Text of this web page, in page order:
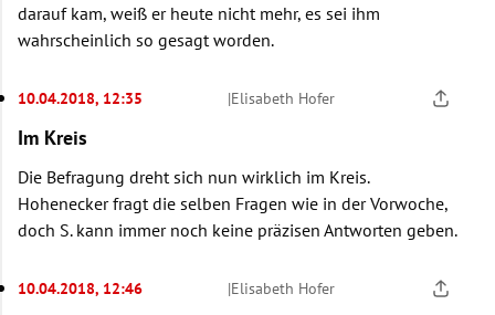
darauf kam, weiß er heute nicht mehr, es sei ihm
wahrscheinlich so gesagt worden.
10.04.2018, 12:35 |Elisabeth Hofer
Im Kreis
Die Befragung dreht sich nun wirklich im Kreis.
Hohenecker fragt die selben Fragen wie in der Vorwoche,
doch S. kann immer noch keine präzisen Antworten geben.
10.04.2018, 12:46 |Elisabeth Hofer